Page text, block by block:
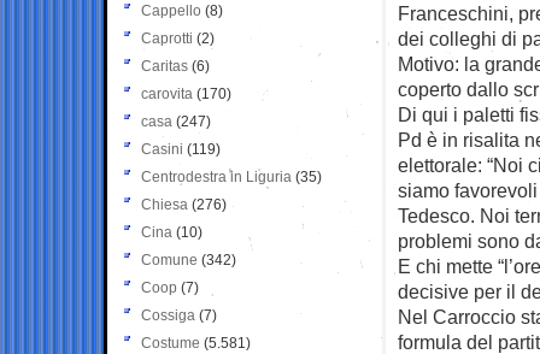
Franceschini,
dei colleghi di
Motivo: la
coperto dallo
Di qui i paletti
Pd è in risalita
elettorale: “Noi
siamo
Tedesco. Noi
problemi sono
E chi mette
decisive per il
Nel Carroccio
formula del
Cappello (8)
Caprotti (2)
Caritas (6)
carovita (170)
casa (247)
Casini (119)
Centrodestra in Liguria (35)
Chiesa (276)
Cina (10)
Comune (342)
Coop (7)
Cossiga (7)
Costume (5.581)